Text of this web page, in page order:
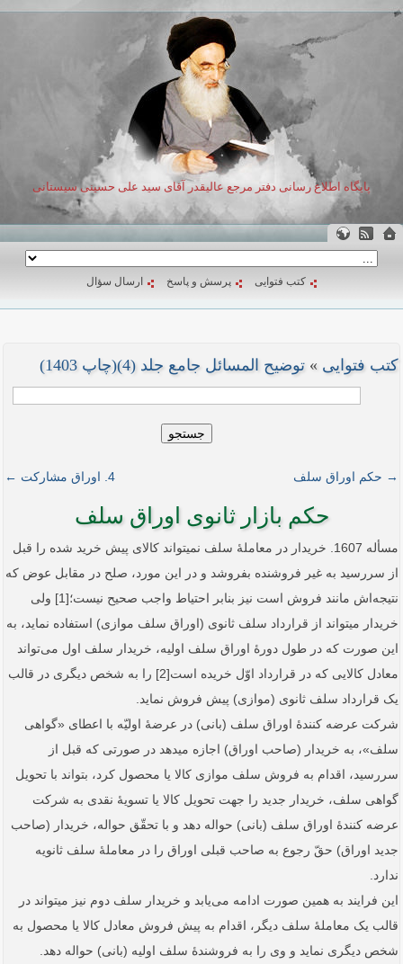
پایگاه اطلاع رسانی دفتر مرجع عالیقدر آقای سید علی حسینی سیستانی
کتب فتوایی پرسش و پاسخ ارسال سؤال
کتب فتوایی » توضیح المسائل جامع جلد (4)(چاپ 1403)
جستجو
4. اوراق مشارکت ← → حکم اوراق سلف
حکم بازار ثانوی اوراق سلف
مسأله 1607. خریدار در معاملۀ سلف نمی­تواند کالای پیش خرید شده را قبل
از سررسید به غیر فروشنده بفروشد و در این مورد، صلح در مقابل عوض که
نتیجه‌اش مانند فروش است نیز بنابر احتیاط واجب صحیح نیست؛[1] ولی
خریدار می­تواند از قرارداد سلف ثانوی (اوراق سلف موازی) استفاده نماید، به
این صورت که در طول دورۀ اوراق سلف اولیه، خریدار سلف اول می‌تواند
معادل کالایی که در قرارداد اوّل خریده است[2] را به شخص دیگری در قالب
یک قرارداد سلف ثانوی (موازی) پیش فروش نماید.
شرکت عرضه کنندۀ اوراق سلف (بانی) در عرضۀ اولیّه با اعطای «گواهی
سلف»، به خریدار (صاحب اوراق) اجازه می­دهد در صورتی که قبل از
سررسید، اقدام به فروش سلف موازی کالا یا محصول کرد، بتواند با تحویل
گواهی سلف، خریدار جدید را جهت تحویل کالا یا تسویۀ نقدی به شرکت
عرضه کنندۀ اوراق سلف (بانی) حواله دهد و با تحقّق حواله، خریدار (صاحب
جدید اوراق) حقّ رجوع به صاحب قبلی اوراق را در معاملۀ سلف ثانویه
ندارد.
این فرایند به همین صورت ادامه می‌یابد و خریدار سلف دوم نیز می­تواند در
قالب یک معاملۀ سلف دیگر، اقدام به پیش فروش معادل کالا یا محصول به
شخص دیگری نماید و وی را به فروشندۀ سلف اولیه (بانی) حواله دهد.